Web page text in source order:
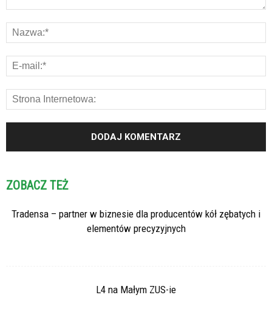
ZOBACZ TEŻ
Tradensa – partner w biznesie dla producentów kół zębatych i
elementów precyzyjnych
L4 na Małym ZUS-ie